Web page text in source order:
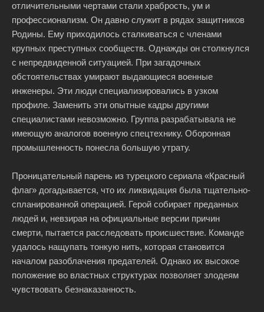
отличительными чертами стали храбрость, ум и
профессионализм. Он давно служит в рядах защитников
Родины. Ему приходилось сталкиваться с членами
крупных преступных сообществ. Однажды он столкнулся
с непредвиденной ситуацией. При загадочных
обстоятельствах умирают выдающиеся военные
инженеры. Эти люди специализировались в узком
профиле. Заменить эти опытные кадры другими
специалистами невозможно. Группа разрабатывала не
имеющую аналогов военную спецтехнику. Оборонная
промышленность понесла большую утрату.
Проницательный парень из турецкого сериала «Красный
флаг» догадывается, что их ликвидация была тщательно-
спланированной операцией. Герой собирает преданных
людей и, невзирая на официальные версии причин
смерти, пытается расследовать происшествие. Команде
удалось нащупать тонкую нить, которая становится
началом разоблачения предателей. Однако их высокое
положение во властных структурах позволяет злодеям
чувствовать безнаказанность.